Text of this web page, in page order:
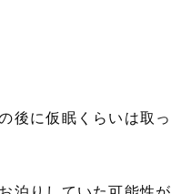
後に仮眠くらいは取っ